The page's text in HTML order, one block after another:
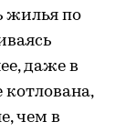
жилья по
даже в
котлована,
чем в